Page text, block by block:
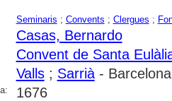
Seminaris ; Convents ; Clergues ;
Casas, Bernardo
Convent de Santa
Valls; Sarrià- Barcelona
1676